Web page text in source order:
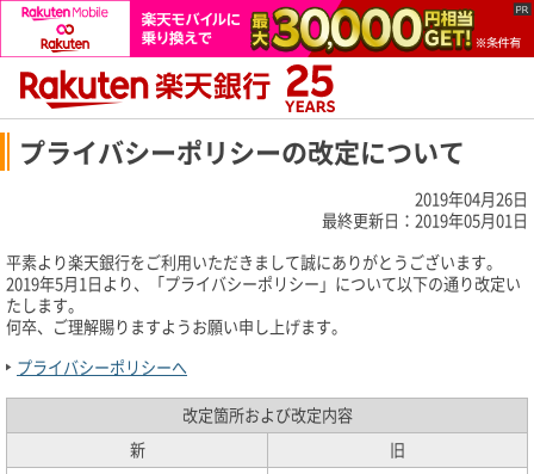
プライバシーポリシーの改定について
2019年04月26日
最終更新日：2019年05月01日
平素より楽天銀行をご利用いただきまして誠にありがとうございます。
2019年5月1日より、「プライバシーポリシー」について以下の通り改定い
たします。
何卒、ご理解賜りますようお願い申し上げます。
プライバシーポリシーへ
改定箇所および改定内容
新
旧